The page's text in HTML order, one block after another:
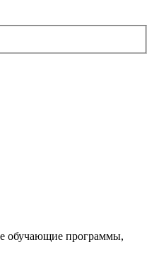
обучающие программы,